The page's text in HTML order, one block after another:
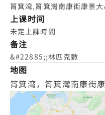
筲箕湾,筲箕灣南康街康景
上课时间
未定上課時間
备注
&#22885;;林匹克數
地图
筲箕湾，筲箕灣南康街